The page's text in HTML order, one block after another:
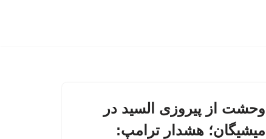
وحشت از پیروزی السید در
میشیگان؛ هشدار ترامپ: